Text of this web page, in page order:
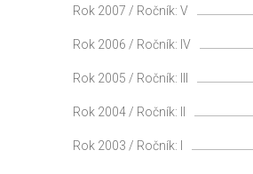
Rok 2007 / Ročník: V
Rok 2006 / Ročník: IV
Rok 2005 / Ročník: III
Rok 2004 / Ročník: II
Rok 2003 / Ročník: I